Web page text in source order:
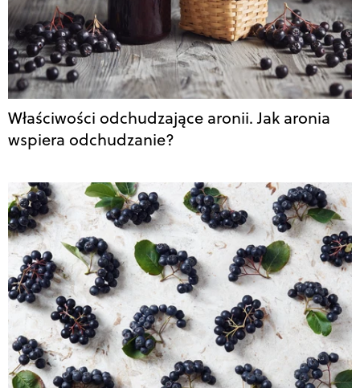
Właściwości odchudzające aronii. Jak aronia
wspiera odchudzanie?